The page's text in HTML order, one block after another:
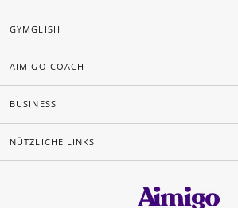
GYMGLISH
AIMIGO COACH
BUSINESS
NÜTZLICHE LINKS